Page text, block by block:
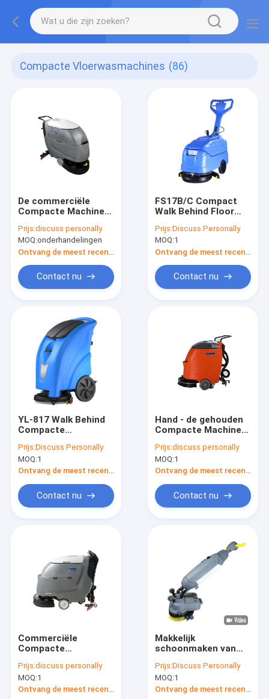
Compacte Vloerwasmachines (86)
De commerciële
Compacte Machine
Vloergaszuiveraar
voor Pakhuizen, de
Ziekenhuizen
Prijs:discuss personally
MOQ:onderhandelingen
Contact nu
FS17B/C Compact
Walk Behind Floor
dagelijks
schoonmaken in
commerciële ruimtes
Prijs:Discuss Personally
MOQ:1
Contact nu
YL-817 Walk Behind
Compacte
grote oplossing en
recuperatietank,
power assist
Prijs:Discuss Personally
MOQ:1
Contact nu
Hand - de gehouden
Compacte Machine
Vloergaszuiveraar 17
Duim Grijze Kleur
Prijs:discuss personally
MOQ:1
Contact nu
Commerciële
Compacte
die Machine
Elektrische
Getelegrafeerde Op
Prijs:discuss personally
MOQ:1
Ontvang de meest recente Prijs
Makkelijk
schoonmaken van
in kleine ruimtes
Prijs:Discuss Personally
MOQ:1
Ontvang de meest recente Prijs